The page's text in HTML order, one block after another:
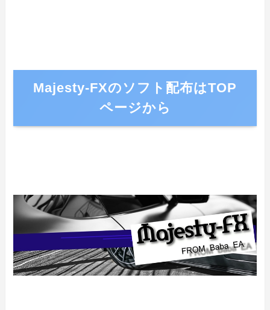
Majesty-FXのソフト配布はTOP
ページから